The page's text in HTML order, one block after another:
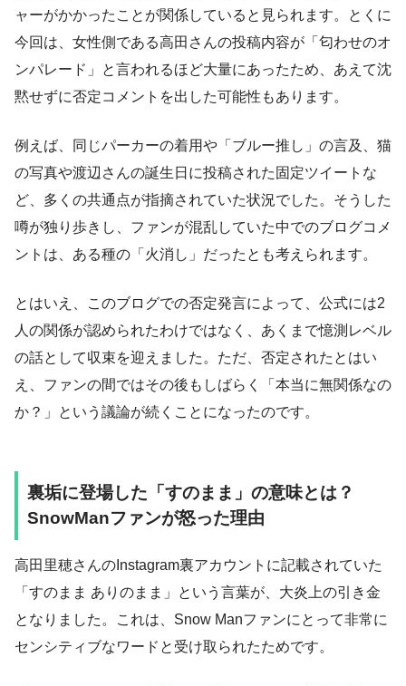
ャーがかかったことが関係していると見られます。とくに
今回は、女性側である高田さんの投稿内容が「匂わせのオ
ンパレード」と言われるほど大量にあったため、あえて沈
黙せずに否定コメントを出した可能性もあります。
例えば、同じパーカーの着用や「ブルー推し」の言及、猫
の写真や渡辺さんの誕生日に投稿された固定ツイートな
ど、多くの共通点が指摘されていた状況でした。そうした
噂が独り歩きし、ファンが混乱していた中でのブログコメ
ントは、ある種の「火消し」だったとも考えられます。
とはいえ、このブログでの否定発言によって、公式には2
人の関係が認められたわけではなく、あくまで憶測レベル
の話として収束を迎えました。ただ、否定されたとはい
え、ファンの間ではその後もしばらく「本当に無関係なの
か？」という議論が続くことになったのです。
裏垢に登場した「すのまま」の意味とは？
SnowManファンが怒った理由
高田里穂さんのInstagram裏アカウントに記載されていた
「すのまま ありのまま」という言葉が、大炎上の引き金
となりました。これは、Snow Manファンにとって非常に
センシティブなワードと受け取られたためです。